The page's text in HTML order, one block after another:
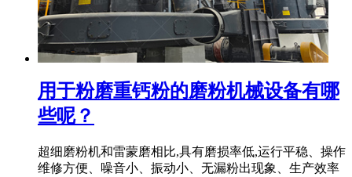
用于粉磨重钙粉的磨粉机械设备有哪
些呢？
超细磨粉机和雷蒙磨相比,具有磨损率低,运行平稳、操作
维修方便、噪音小、振动小、无漏粉出现象、生产效率